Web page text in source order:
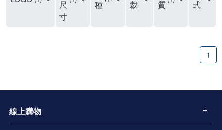
尺
寸
種
裁
質
式
1
線上購物